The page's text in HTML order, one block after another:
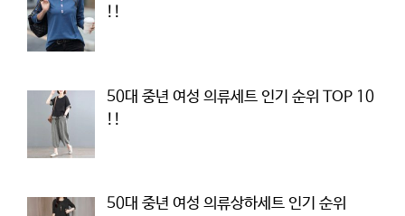
!!
50대 중년 여성 의류세트 인기 순위 TOP 10
!!
50대 중년 여성 의류상하세트 인기 순위